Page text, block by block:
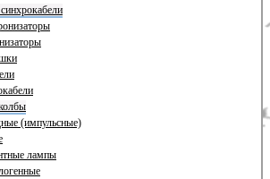
(импульсные)
лампы